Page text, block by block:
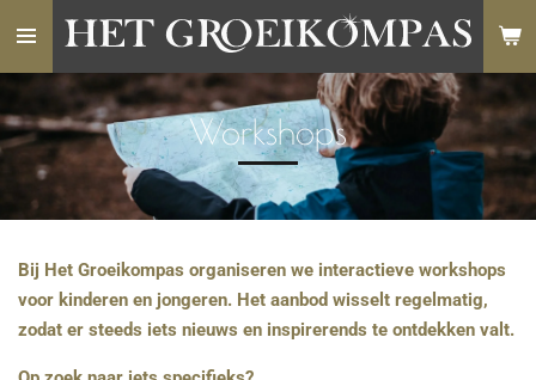
Ga
de
hoofdinhoud
Workshops
Bij Het Groeikompas organiseren we interactieve workshops
voor kinderen en jongeren. Het aanbod wisselt regelmatig,
zodat er steeds iets nieuws en inspirerends te ontdekken valt.